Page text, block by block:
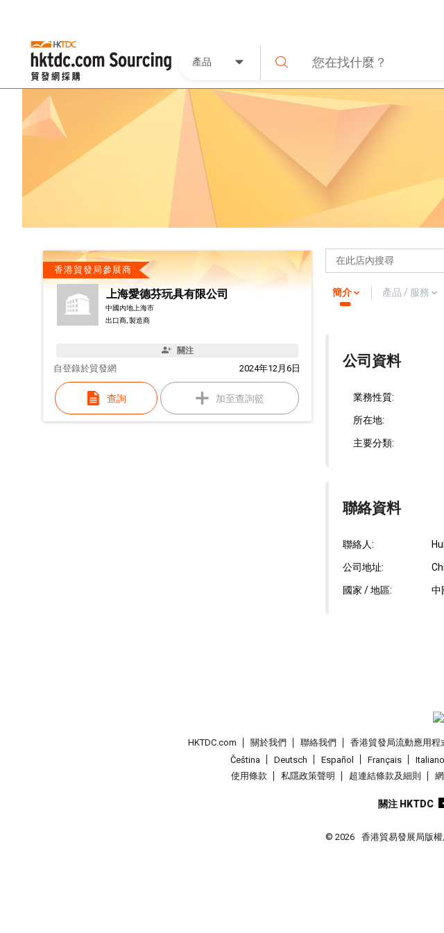
產品
香港貿發局參展商
上海愛德芬玩具有限公司
中國內地上海市
出口商, 製造商
關注
自 2024年12月6日
登錄於貿發網
查詢 加至查詢籃
簡介 產品 / 服務
公司資料
業務性質:
所在地:
主要分類:
聯絡資料
聯絡人:
公司地址:
國家 / 地區: 中
HKTDC.com 關於我們 聯絡我們 香港貿發局流動應用程
Čeština
Deutsch Español Français Italiano
使用條款
私隱政策聲明 超連結條款及細則
關注 HKTDC
© 2026 香港貿易發展局版